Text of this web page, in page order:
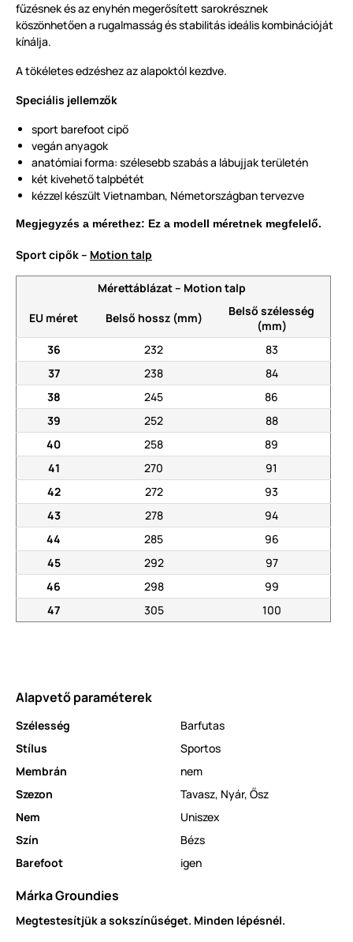
fűzésnek és az enyhén megerősített sarokrésznek
köszönhetően a rugalmasság és stabilitás ideális kombinációját
kínálja.
A tökéletes edzéshez az alapoktól kezdve.
Speciális jellemzők
sport barefoot cipő
vegán anyagok
anatómiai forma: szélesebb szabás a lábujjak területén
két kivehető talpbétét
kézzel készült Vietnamban, Németországban tervezve
Megjegyzés a mérethez: Ez a modell méretnek megfelelő.
Sport cipők – Motion talp
Mérettáblázat – Motion talp
EU méret
Belső hossz (mm)
Belső szélesség
(mm)
36
232
83
37
238
84
38
245
86
39
252
88
40
258
89
41
270
91
42
272
93
43
278
94
44
285
96
45
292
97
46
298
99
47
305 100
Alapvető paraméterek
Szélesség
Barfutas
Stílus
Sportos
Membrán
nem
Szezon
Tavasz, Nyár, Ősz
Nem
Uniszex
Szín
Bézs
Barefoot
igen
Márka Groundies
Megtestesítjük a sokszínűséget. Minden lépésnél.